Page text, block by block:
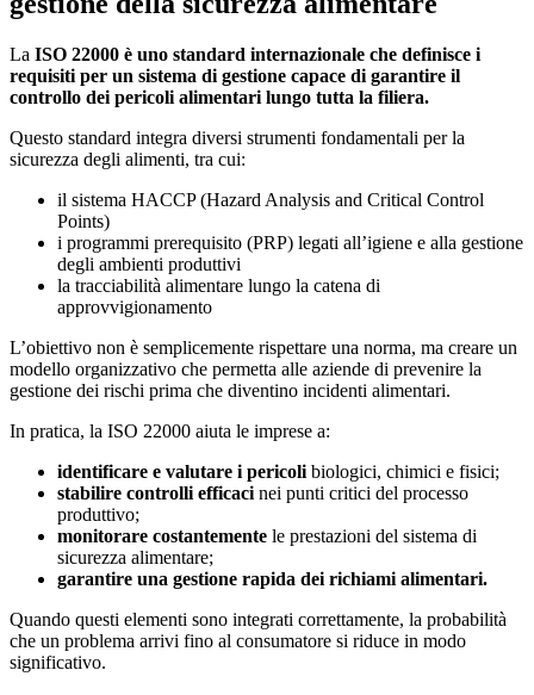
La ISO 22000 è uno standard internazionale che definisce i
requisiti per un sistema di gestione capace di garantire il
controllo dei pericoli alimentari lungo tutta la filiera.
Questo standard integra diversi strumenti fondamentali per la
sicurezza degli alimenti, tra cui:
il sistema HACCP (Hazard Analysis and Critical Control
Points)
i programmi prerequisito (PRP) legati all’igiene e alla gestione
degli ambienti produttivi
la tracciabilità alimentare lungo la catena di
approvvigionamento
L’obiettivo non è semplicemente rispettare una norma, ma creare un
modello organizzativo che permetta alle aziende di prevenire la
gestione dei rischi prima che diventino incidenti alimentari.
In pratica, la ISO 22000 aiuta le imprese a:
identificare e valutare i pericoli biologici, chimici e fisici;
stabilire controlli efficaci nei punti critici del processo
produttivo;
monitorare costantemente le prestazioni del sistema di
sicurezza alimentare;
garantire una gestione rapida dei richiami alimentari.
Quando questi elementi sono integrati correttamente, la probabilità
che un problema arrivi fino al consumatore si riduce in modo
significativo.